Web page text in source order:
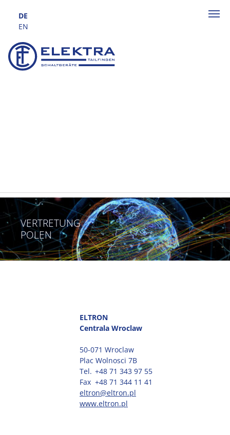
DE
EN
VERTRETUNG
POLEN
ELTRON
Centrala Wroclaw
50-071 Wroclaw
Plac Wolnosci 7B
Tel. +48 71 343 97 55
Fax +48 71 344 11 41
eltron@eltron.pl
www.eltron.pl